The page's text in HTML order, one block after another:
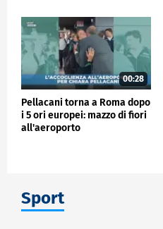
00:28
Pellacani torna a Roma dopo
i 5 ori europei: mazzo di fiori
all'aeroporto
Sport